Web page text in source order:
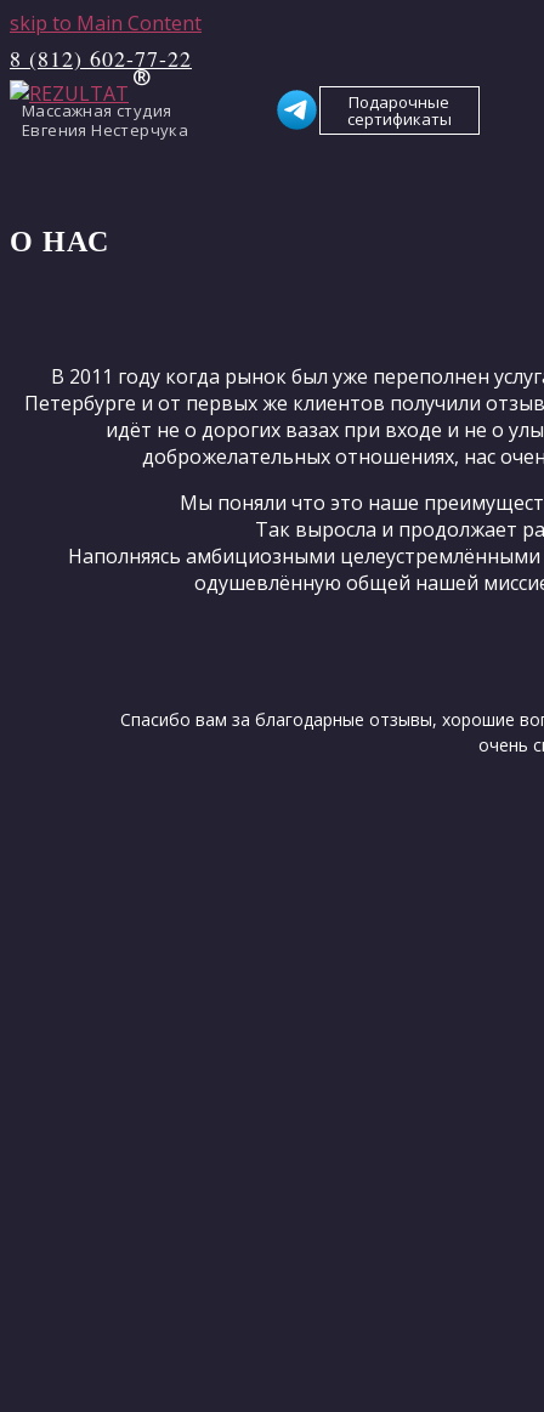
skip to Main Content
8 (812) 602-77-22
Массажная студия
Евгения Нестерчука
Подарочные
сертификаты
О НАС
В 2011 году когда рынок был уже переполнен
Петербурге и от первых же клиентов получили
идёт не о дорогих вазах при входе и не о
доброжелательных отношениях, нас
Мы поняли что это наше
Так выросла и продолжает
Наполняясь амбициозными
одушевлённую общей нашей
Спасибо вам за благодарные отзывы, хорошие
очень